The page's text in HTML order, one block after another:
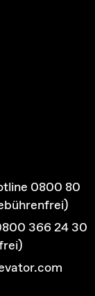
0800 80
366 24 30